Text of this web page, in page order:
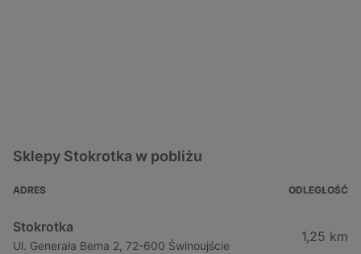
Sklepy Stokrotka w pobliżu
ADRES ODLEGŁOŚĆ
Stokrotka
Ul. Generała Bema 2, 72-600 Świnoujście
1,25 km